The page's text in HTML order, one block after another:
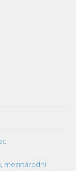
mezinárodní